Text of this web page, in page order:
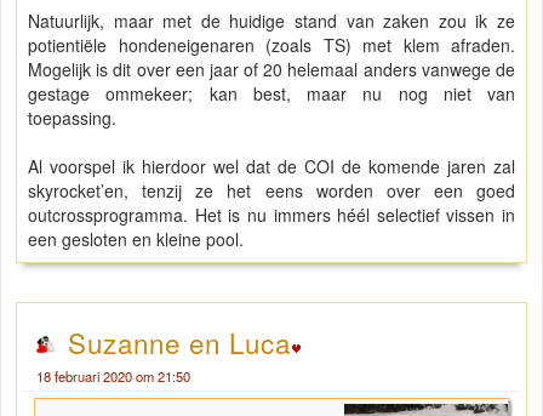
Natuurlijk, maar met de huidige stand van zaken zou ik ze
potientiële hondeneigenaren (zoals TS) met klem afraden.
Mogelijk is dit over een jaar of 20 helemaal anders vanwege de
gestage ommekeer; kan best, maar nu nog niet van
toepassing.
Al voorspel ik hierdoor wel dat de COI de komende jaren zal
skyrocket’en, tenzij ze het eens worden over een goed
outcrossprogramma. Het is nu immers héél selectief vissen in
een gesloten en kleine pool.
Suzanne en Luca
18 februari 2020 om 21:50